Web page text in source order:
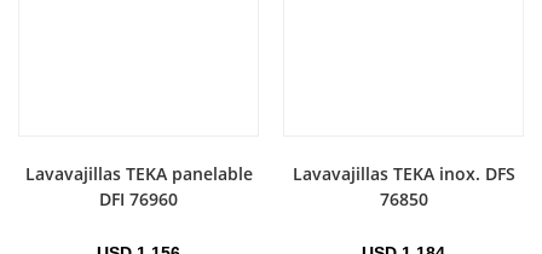
Lavavajillas TEKA panelable
DFI 76960
Lavavajillas TEKA inox. DFS
76850